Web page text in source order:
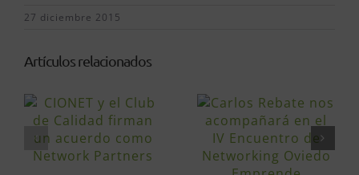
27 diciembre 2015
Artículos relacionados